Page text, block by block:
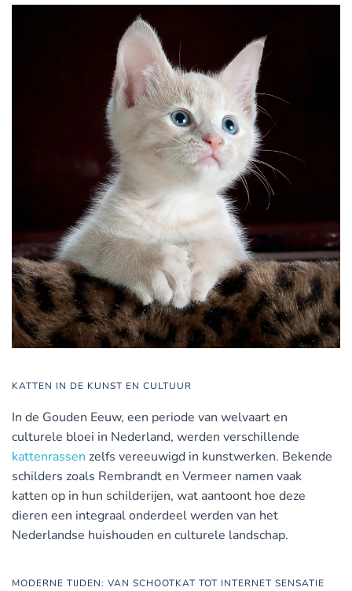
KATTEN IN DE KUNST EN CULTUUR
In de Gouden Eeuw, een periode van welvaart en
culturele bloei in Nederland, werden verschillende
kattenrassen zelfs vereeuwigd in kunstwerken. Bekende
schilders zoals Rembrandt en Vermeer namen vaak
katten op in hun schilderijen, wat aantoont hoe deze
dieren een integraal onderdeel werden van het
Nederlandse huishouden en culturele landschap.
MODERNE TIJDEN: VAN SCHOOTKAT TOT INTERNET SENSATIE